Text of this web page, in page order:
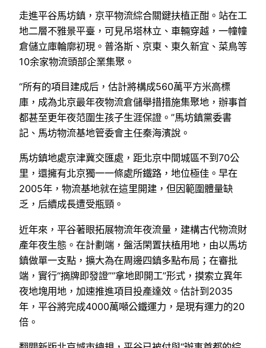
走進平谷馬坊鎮，京平物流綜合關鍵扶植正酣。站在工
地二層不雅景平臺，可見吊塔林立、車輛穿越，一幢幢
倉儲立庫輪廓初現。普洛斯、京東、東久新宜、菜鳥等
10余家物流頭部企業集聚。
“所有的項目建成后，估計將構成560萬平方米高標
庫，成為北京最年夜物流倉儲舉措措施集聚地，辦事首
都甚至更年夜范圍生孩子生涯保證。”馬坊鎮黨委書
記、馬坊物流基地管委會主任秦海濱說。
馬坊鎮地處京津冀交匯處，距北京中間城區不到70公
里，還擁有北京獨一一條處所鐵路，地位極佳。早在
2005年，物流基地就在這里開建，但因範圍體量缺
乏，后續成長遭受瓶頸。
近年來，平谷著眼拓展物流年夜流量，建構古代物流財
產年夜生態。在計劃端，盤活閑置扶植用地，由以馬坊
鎮做單一支點，擴大為在周邊四鎮多點布局；在審批
端，實行“摘牌即發證”“拿地即開工”形式，摸索立異年
夜地塊用地，加速推進項目投產達效。估計到2035
年，平谷將完成4000萬噸公鐵運力，是現有運力的20
倍。